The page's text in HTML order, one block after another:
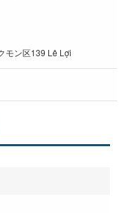
モン区139 Lê Lợi